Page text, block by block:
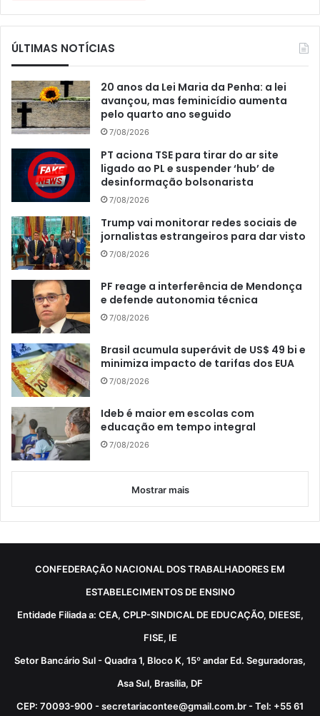
ÚLTIMAS NOTÍCIAS
20 anos da Lei Maria da Penha: a lei
avançou, mas feminicídio aumenta
pelo quarto ano seguido
7/08/2026
PT aciona TSE para tirar do ar site
ligado ao PL e suspender ‘hub’ de
desinformação bolsonarista
7/08/2026
Trump vai monitorar redes sociais de
jornalistas estrangeiros para dar visto
7/08/2026
PF reage a interferência de Mendonça
e defende autonomia técnica
7/08/2026
Brasil acumula superávit de US$ 49 bi e
minimiza impacto de tarifas dos EUA
7/08/2026
Ideb é maior em escolas com
educação em tempo integral
7/08/2026
Mostrar mais
CONFEDERAÇÃO NACIONAL DOS TRABALHADORES EM
ESTABELECIMENTOS DE ENSINO
Entidade Filiada a: CEA, CPLP-SINDICAL DE EDUCAÇÃO, DIEESE,
FISE, IE
Setor Bancário Sul - Quadra 1, Bloco K, 15º andar Ed. Seguradoras,
Asa Sul, Brasília, DF
CEP: 70093-900 - secretariacontee@gmail.com.br - Tel: +55 61